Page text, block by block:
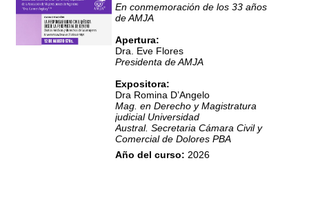
En conmemoración de los 33 años
de AMJA
Apertura:
Dra. Eve Flores
Presidenta de AMJA
Expositora:
Dra Romina D’Angelo
Mag. en Derecho y Magistratura
judicial Universidad
Austral. Secretaria Cámara Civil y
Comercial de Dolores PBA
Moderadora:
Año del curso: 2026